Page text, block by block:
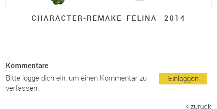
CHARACTER-REMAKE_ FELINA_ 2014
Kommentare
Einloggen
Bitte logge dich ein, um einen Kommentar zu
verfassen.
zurück